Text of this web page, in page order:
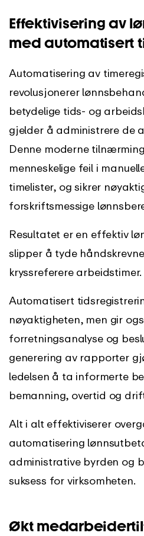
Effektivisering av
med automatisert
Automatisering av
revolusjonerer
betydelige tids- og
gjelder å administrere de
Denne moderne
menneskelige feil i
timelister, og sikrer
forskriftsmessige
Resultatet er en effektiv
slipper å tyde
kryssreferere arbeidstimer.
Automatisert
nøyaktigheten, men gir
forretningsanalyse og
generering av rapporter
ledelsen å ta informerte
bemanning, overtid og
Alt i alt effektiviserer
automatisering
administrative byrden og
suksess for virksomheten.
Økt